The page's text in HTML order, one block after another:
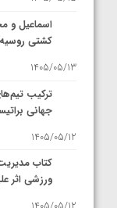
اسماعیل و
کشتی روسیه
1405/05/13
ترکیب
جهانی
1405/05/12
کتاب
ورزشی اثر